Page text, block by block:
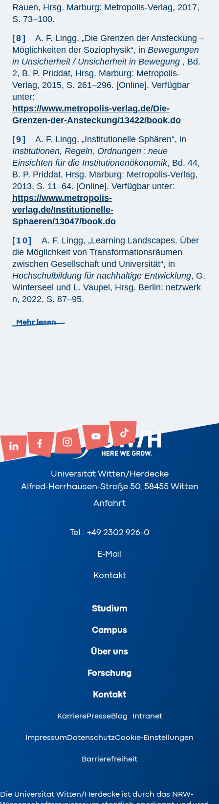
Rauen, Hrsg. Marburg: Metropolis-Verlag, 2017,
S. 73–100.
[8]
A. F. Lingg, „Die Grenzen der Ansteckung –
Möglichkeiten der Soziophysik“, in Bewegungen
in Unsicherheit / Unsicherheit in Bewegung , Bd.
2, B. P. Priddat, Hrsg. Marburg: Metropolis-
Verlag, 2015, S. 261–296. [Online]. Verfügbar
unter:
https://www.metropolis-verlag.de/Die-
Grenzen-der-Ansteckung/13422/book.do
[9]
A. F. Lingg, „Institutionelle Sphären“, in
Institutionen, Regeln, Ordnungen : neue
Einsichten für die Institutionenökonomik, Bd. 44,
B. P. Priddat, Hrsg. Marburg: Metropolis-Verlag,
2013, S. 11–64. [Online]. Verfügbar unter:
https://www.metropolis-
verlag.de/Institutionelle-
Sphaeren/13047/book.do
[10]
A. F. Lingg, „Learning Landscapes. Über
die Möglichkeit von Transformationsräumen
zwischen Gesellschaft und Universität“, in
Hochschulbildung für nachhaltige Entwicklung, G.
Winterseel und L. Vaupel, Hrsg. Berlin: netzwerk
n, 2022, S. 87–95.
Mehr lesen
Universität Witten/Herdecke
Alfred-Herrhausen-Straße 50, 58455 Witten
Anfahrt
Tel.: +49 2302 926-0
E-Mail
Kontakt
Studium
Campus
Über uns
Forschung
Kontakt
KarrierePresseBlog Intranet
ImpressumDatenschutzCookie-Einstellungen
Barrierefreiheit
Die Universität Witten/Herdecke ist durch das NRW-